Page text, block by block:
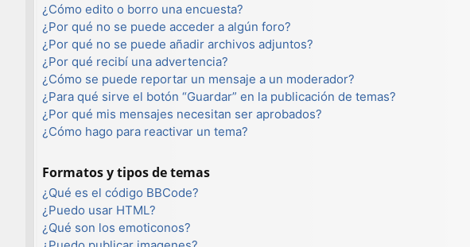
¿Cómo edito o borro una encuesta?
¿Por qué no se puede acceder a algún foro?
¿Por qué no se puede añadir archivos adjuntos?
¿Por qué recibí una advertencia?
¿Cómo se puede reportar un mensaje a un moderador?
¿Para qué sirve el botón “Guardar” en la publicación de temas?
¿Por qué mis mensajes necesitan ser aprobados?
¿Cómo hago para reactivar un tema?
Formatos y tipos de temas
¿Qué es el código BBCode?
¿Puedo usar HTML?
¿Qué son los emoticonos?